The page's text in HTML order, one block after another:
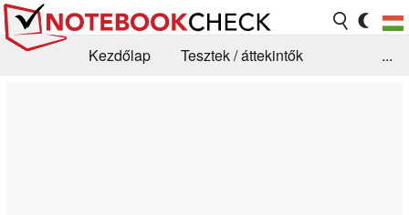
Kezdőlap
Tesztek / áttekintők
...